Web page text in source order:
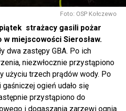
byłby w sferze
tutaj był wkład
podjął w tej sprawie
dzięki ogromnej
Pani Premier Beaty Szydło,
Mateusza Morawieckiego.
Premierowi za to jak
tej inwestycji. Cieszymy
z tunelu, cieszymy się,
Foto: OSP Kołczewo
strażacy gasili pożar
miejscowości Sierosław.
dwa zastępy GBA. Po ich
niezwłocznie przystąpiono
użyciu trzech prądów wody. Po
ogień udało się
przystąpiono do
i dogaszania zarzewi ognia